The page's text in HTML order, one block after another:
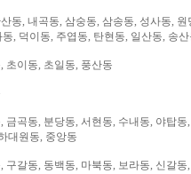
동, 내곡동, 삼숭동, 삼송동, 성사동,
, 덕이동, 주엽동, 탄현동, 일산동, 송산
초이동, 초일동, 풍산동
곡동, 분당동, 서현동, 수내동, 야탑
대원동, 중앙동
갈동, 동백동, 마북동, 보라동, 신갈